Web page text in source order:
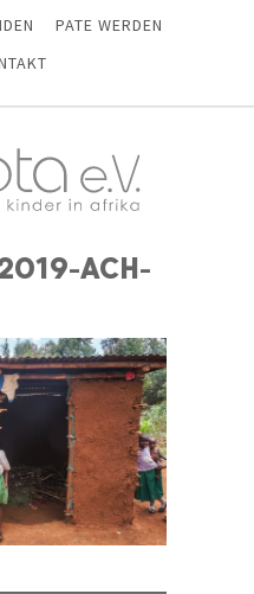
PATE WERDEN
ACH-